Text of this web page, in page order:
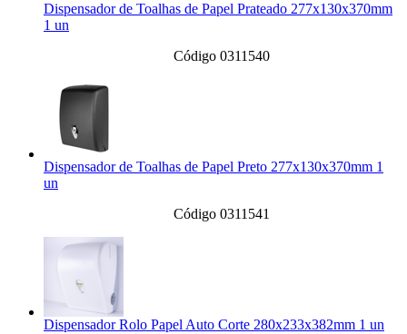
Dispensador de Toalhas de Papel Prateado 277x130x370mm
1 un
Código 0311540
Dispensador de Toalhas de Papel Preto 277x130x370mm 1
un
Código 0311541
Dispensador Rolo Papel Auto Corte 280x233x382mm 1 un